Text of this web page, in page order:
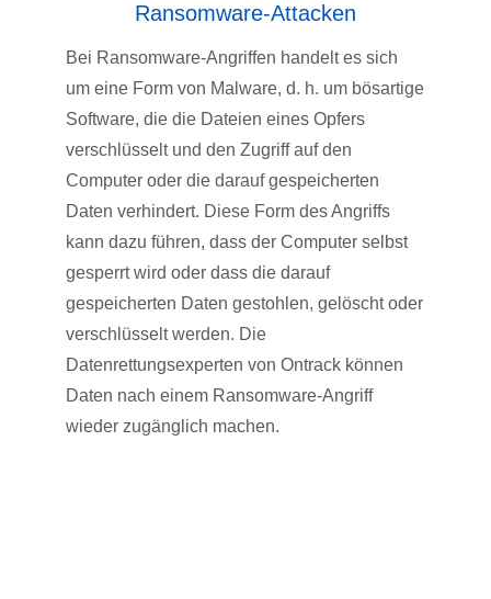
Ransomware-Attacken
Bei Ransomware-Angriffen handelt es sich
um eine Form von Malware, d. h. um bösartige
Software, die die Dateien eines Opfers
verschlüsselt und den Zugriff auf den
Computer oder die darauf gespeicherten
Daten verhindert. Diese Form des Angriffs
kann dazu führen, dass der Computer selbst
gesperrt wird oder dass die darauf
gespeicherten Daten gestohlen, gelöscht oder
verschlüsselt werden. Die
Datenrettungsexperten von Ontrack können
Daten nach einem Ransomware-Angriff
wieder zugänglich machen.